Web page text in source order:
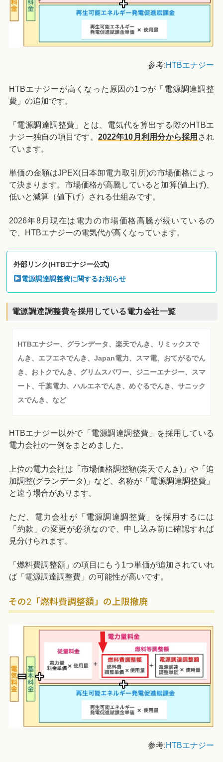
参考:HTBエナジー
HTBエナジーが高くなった原因の1つが「電源調達調整
費」の追加です。
「電源調達調整費」とは、電気代を算出する際のHTBエ
ナジー独自の項目です。 2022年10月利用分から採用 され
ています。
単価の金額はJPEX(日本卸電力取引所)の市場価格によっ
て決まります。市場価格が高騰していると加算(値上げ)、
低いと減算（値下げ）される仕組みです。
2026年8月現在は電力の市場価格高騰が続いているの
で、HTBエナジーの電気代が高くなっています。
外部リンク(HTBエナジー公式)
電源調達調整費に関するお知らせ
電源調達調整費を採用している電力会社一覧
HTBエナジー、グランデータ、楽天でんき、リミックスで
んき、エフエネでんき、Japan電力、スマ電、おてがるでん
き、おトクでんき、グリムスパワー、ジニーエナジー、スマ
ート、千葉電力、ハルエネでんき、めぐるでんき、サニック
スでんき、など
HTBエナジー以外で「電源調達調整費」を採用している
電力会社の一例をまとめました。
上位の電力会社は「市場価格調整額(楽天でんき)」や「追
加調整(グランデータ)」など、名称が「電源調達調整費」
と違う場合があります。
ただ、電力会社が「電源調達調整費」を採用するには
「約款」の変更が必須なので、申し込み前に確認すれば
見分けられます。
「燃料費調整額」の項目にもう1つ単価が追加されていれ
ば「電源調達調整費」の可能性が高いです。
その2「燃料費調整額」の上限撤廃
参考:HTBエナジー